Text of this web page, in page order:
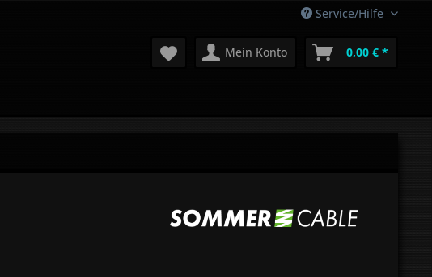
Service/Hilfe
Mein Konto 0,00 € *